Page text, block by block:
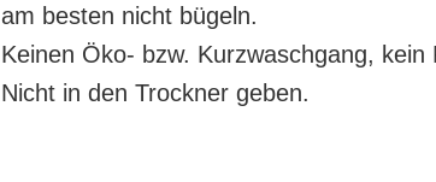
am besten nicht bügeln.
Keinen Öko- bzw. Kurzwaschgang,
Nicht in den Trockner geben.